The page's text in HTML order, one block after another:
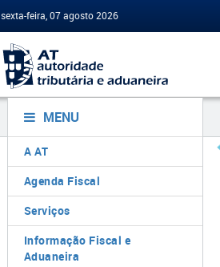
sexta-feira, 07 agosto 2026
MENU
A AT
Agenda Fiscal
Serviços
Informação Fiscal e
Aduaneira